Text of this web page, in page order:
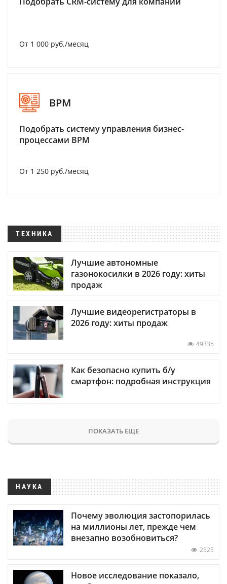
От 1 000 руб./месяц
BPM
Подобрать систему управления бизнес-
процессами BPM
От 1 250 руб./месяц
ТЕХНИКА
Лучшие автономные
газонокосилки в 2026 году: хиты
продаж
Лучшие видеорегистраторы в
2026 году: хиты продаж
49335
Как безопасно купить б/у
смартфон: подробная инструкция
ПОКАЗАТЬ ЕЩЕ
НАУКА
Почему эволюция застопорилась
на миллионы лет, прежде чем
внезапно возобновиться?
2525
Новое исследование показало,